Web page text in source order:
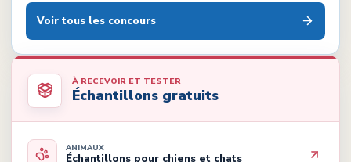
Voir tous les concours
À RECEVOIR ET TESTER
Échantillons gratuits
ANIMAUX
Échantillons pour chiens et chats